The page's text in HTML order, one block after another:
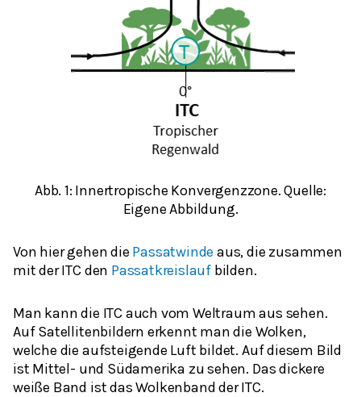
Abb. 1: Innertropische Konvergenzzone. Quelle:
Eigene Abbildung.
Von hier gehen die Passatwinde aus, die zusammen
mit der ITC den Passatkreislauf bilden.
Man kann die ITC auch vom Weltraum aus sehen.
Auf Satellitenbildern erkennt man die Wolken,
welche die aufsteigende Luft bildet. Auf diesem Bild
ist Mittel- und Südamerika zu sehen. Das dickere
weiße Band ist das Wolkenband der ITC.